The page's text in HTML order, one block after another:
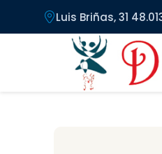
Pasar al contenido principal
Luis Briñas, 31